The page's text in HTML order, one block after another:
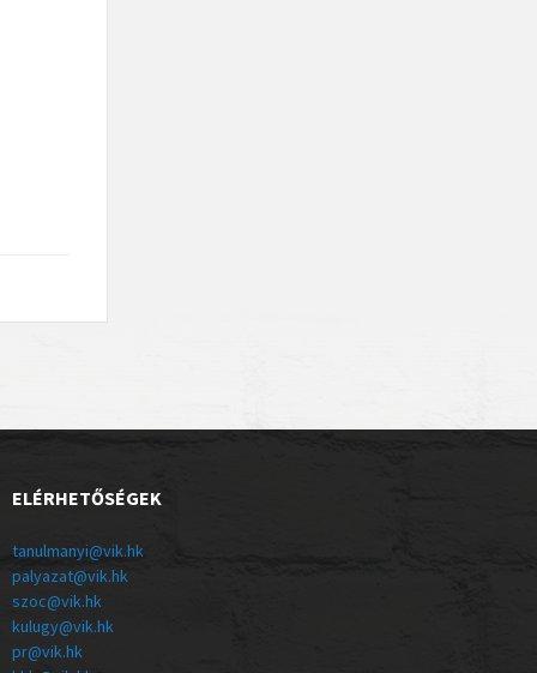
ELÉRHETŐSÉGEK
tanulmanyi@vik.hk
palyazat@vik.hk
szoc@vik.hk
kulugy@vik.hk
pr@vik.hk